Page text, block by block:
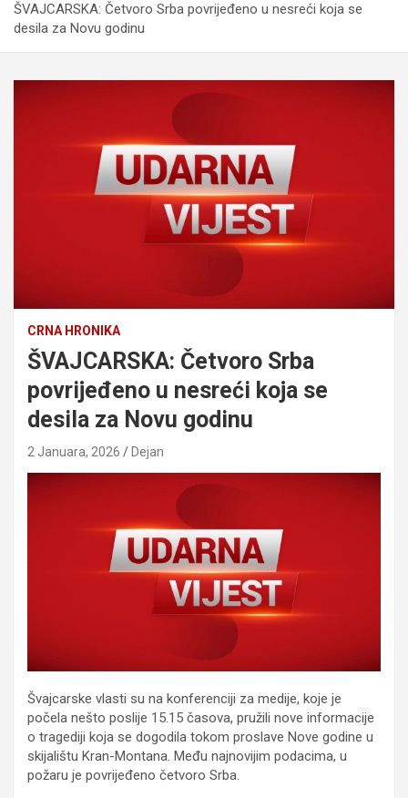
ŠVAJCARSKA: Četvoro Srba povrijeđeno u nesreći koja se
desila za Novu godinu
CRNA HRONIKA
ŠVAJCARSKA: Četvoro Srba
povrijeđeno u nesreći koja se
desila za Novu godinu
2 Januara, 2026 Dejan
Švajcarske vlasti su na konferenciji za medije, koje je
počela nešto poslije 15.15 časova, pružili nove informacije
o tragediji koja se dogodila tokom proslave Nove godine u
skijalištu Kran-Montana. Među najnovijim podacima, u
požaru je povrijeđeno četvoro Srba.